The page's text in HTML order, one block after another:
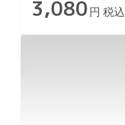
3,080 円 税込